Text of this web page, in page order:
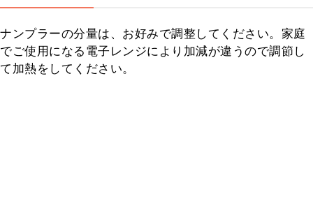
ナンプラーの分量は、お好みで調整してください。家庭
でご使用になる電子レンジにより加減が違うので調節し
て加熱をしてください。